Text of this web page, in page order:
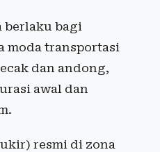
berlaku bagi
moda transportasi
dan andong,
awal dan
resmi di zona